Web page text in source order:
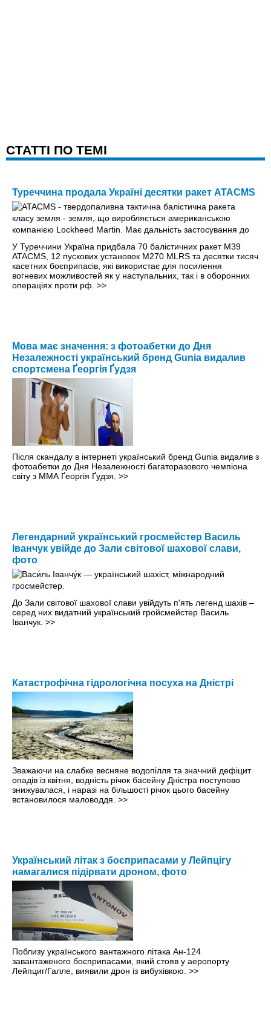
CТАТТІ ПО ТЕМІ
Туреччина продала Україні десятки ракет ATACMS
У Туреччини Україна придбала 70 балістичних ракет M39
ATACMS, 12 пускових установок M270 MLRS та десятки тисяч
касетних боєприпасів, які використає для посилення
вогневих можливостей як у наступальних, так і в оборонних
операціях проти рф. >>
Мова має значення: з фотоабетки до Дня
Незалежності український бренд Gunia видалив
спортсмена Ґеоргія Ґудзя
Після скандалу в інтернеті український бренд Gunia видалив з
фотоабетки до Дня Незалежності багаторазового чемпіона
світу з ММА Ґеоргія Ґудзя. >>
Легендарний український гросмейстер Василь
Іванчук увійде до Зали світової шахової слави,
фото
До Зали світової шахової слави увійдуть п'ять легенд шахів –
серед них видатний український гройсмейстер Василь
Іванчук. >>
Катастрофічна гідрологічна посуха на Дністрі
Зважаючи на слабке весняне водопілля та значний дефіцит
опадів із квітня, водність річок басейну Дністра поступово
знижувалася, і наразі на більшості річок цього басейну
встановилося маловоддя. >>
Український літак з боєприпасами у Лейпцігу
намагалися підірвати дроном, фото
Поблизу українського вантажного літака Ан-124
завантаженого боєприпасами, який стояв у аеропорту
Лейпциг/Галле, виявили дрон із вибухівкою. >>